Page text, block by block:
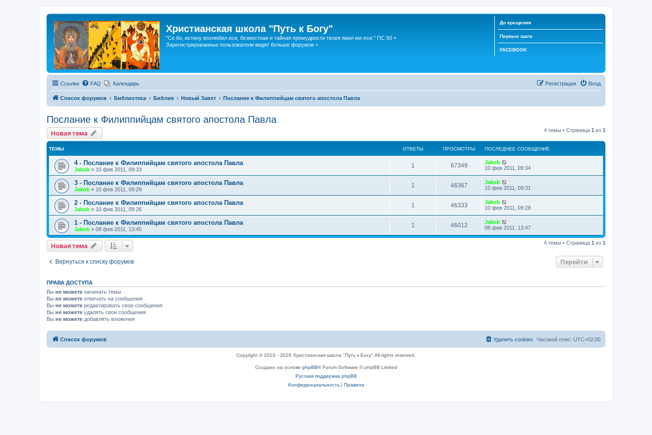
Христианская школа "Путь к Богу"
"Се бо, истину возлюбил еси, безвестная и тайная премудрости твоея явил ми еси." ПС 50 +
Зарегистрированные пользователи видят больше форумов +
До крещения
Первые шаги
FACEBOOK
Ссылки FAQ Календарь Вход
Регистрация
Список форумов Библиотека Библия Новый Завет Послание к Филиппийцам святого апостола Павла
Послание к Филиппийцам святого апостола Павла
Новая тема 4 темы • Страница 1 из 1
ТЕМЫ ОТВЕТЫ ПРОСМОТРЫ ПОСЛЕДНЕЕ СООБЩЕНИЕ
4 - Послание к Филиппийцам святого апостола Павла
Jakob » 10 фев 2011, 09:33
1 67349
Jakob
10 фев 2011, 09:34
3 - Послание к Филиппийцам святого апостола Павла
Jakob » 10 фев 2011, 09:29
1 46367
Jakob
10 фев 2011, 09:31
2 - Послание к Филиппийцам святого апостола Павла
Jakob » 10 фев 2011, 09:26
1 46333
Jakob
10 фев 2011, 09:28
1 - Послание к Филиппийцам святого апостола Павла
Jakob » 08 фев 2011, 13:45
1 46012
Jakob
08 фев 2011, 13:47
Новая тема 4 темы • Страница 1 из 1
Вернуться к списку форумов Перейти
ПРАВА ДОСТУПА
Вы не можете начинать темы
Вы не можете отвечать на сообщения
Вы не можете редактировать свои сообщения
Вы не можете удалять свои сообщения
Вы не можете добавлять вложения
Список форумов Часовой пояс: UTC+02:00
Удалить cookies
Copyright © 2010 - 2026 Христианская школа "Путь к Богу" All rights reserved.
Создано на основе phpBB® Forum Software © phpBB Limited
Русская поддержка phpBB
Конфиденциальность| Правила